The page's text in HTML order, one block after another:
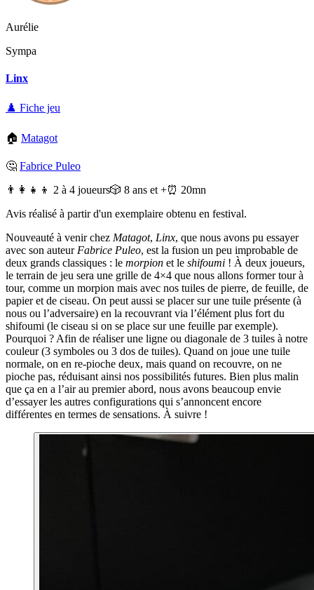
Aurélie
Sympa
Linx
♟️ Fiche jeu
🏠 Matagot
🤔 Fabrice Puleo
👨‍👩‍👧‍👦 2 à 4 joueurs🎲 8 ans et +⏰ 20mn
Avis réalisé à partir d'un exemplaire obtenu en festival.
Nouveauté à venir chez Matagot, Linx, que nous avons pu essayer
avec son auteurFabrice Puleo, est la fusion un peu improbable de
deux grands classiques : le morpion et le shifoumi ! À deux joueurs,
le terrain de jeu sera une grille de 4×4 que nous allons former tour à
tour, comme un morpion mais avec nos tuiles de pierre, de feuille, de
papier et de ciseau. On peut aussi se placer sur une tuile présente (à
nous ou l’adversaire) en la recouvrant via l’élément plus fort du
shifoumi (le ciseau si on se place sur une feuille par exemple).
Pourquoi ? Afin de réaliser une ligne ou diagonale de 3 tuiles à notre
couleur (3 symboles ou 3 dos de tuiles). Quand on joue une tuile
normale, on en re-pioche deux, mais quand on recouvre, on ne
pioche pas, réduisant ainsi nos possibilités futures. Bien plus malin
que ça en a l’air au premier abord, nous avons beaucoup envie
d’essayer les autres configurations qui s’annoncent encore
différentes en termes de sensations. À suivre !